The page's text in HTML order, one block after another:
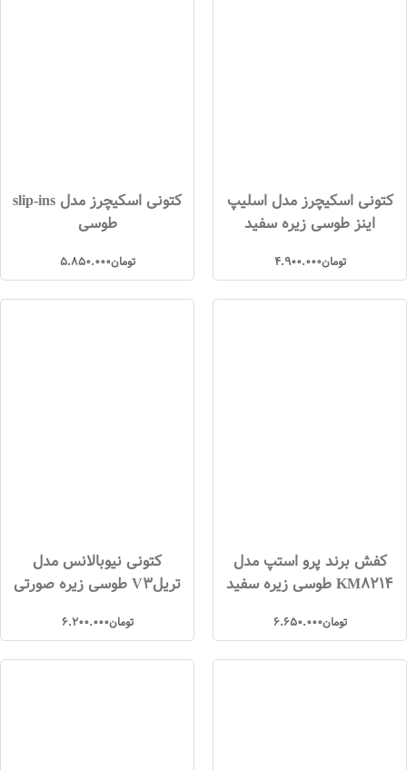
کتونی اسکیچرز مدل اسلیپ
اینز طوسی زیره سفید
تومان4.900.000
کتونی اسکیچرز مدل slip-ins
طوسی
تومان5.850.000
کفش برند پرو استپ مدل
KM8214 طوسی زیره سفید
تومان6.650.000
کتونی نیوبالانس مدل
تریلV3 طوسی زیره صورتی
تومان6.200.000